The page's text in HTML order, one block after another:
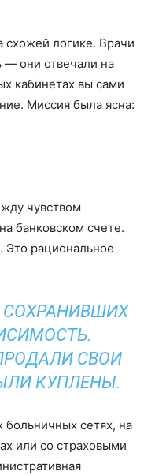
схожей логике. Врачи
— они отвечали на
кабинетах вы сами
Миссия была ясна:
чувством
банковском счете.
Это рациональное
СОХРАНИВШИХ
СВОИ
КУПЛЕНЫ.
больничных сетях, на
или со страховыми